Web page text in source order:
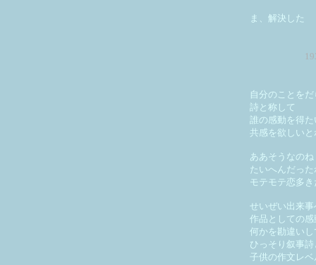
ま、解決した
自分のことを
詩と称して
誰の感動を得
共感を欲しい
ああそうなの
たいへんだっ
モテモテ恋多
せいぜい出来
作品としての感
何かを勘違いし
ひっそり叙事
子供の作文レベ